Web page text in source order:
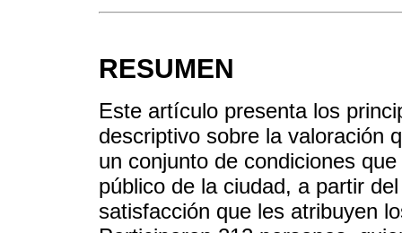
RESUMEN
Este artículo presenta los
descriptivo sobre la valoración
un conjunto de condiciones
público de la ciudad, a partir
satisfacción que les atribuyen